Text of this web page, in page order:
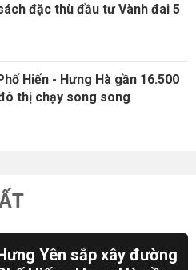
đặc thù đầu tư Vành đai 5
Hiến - Hưng Hà gần 16.500
thị chạy song song
Yên sắp xây đường